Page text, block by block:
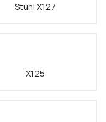
Stuhl X127
X125